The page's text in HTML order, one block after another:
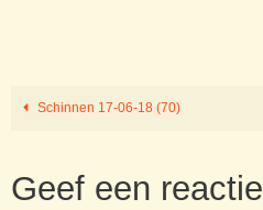
Schinnen 17-06-18 (70)
Geef een reactie